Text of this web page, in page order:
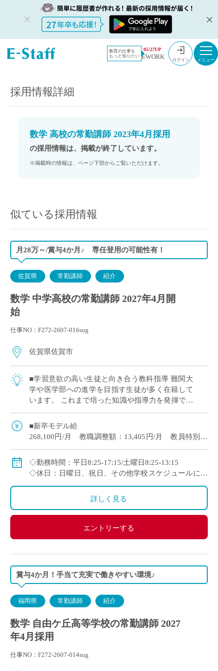
教育の仕事を
もっと知りたい
05/27UP
EWORK ログイン
教員採用情
報のイー・
採用情報
数学 高校の常勤講師 2023年4月採用
採用情報詳細
数学 高校の常勤講師 2023年4月採用
の採用情報は、掲載が終了しています。
※掲載時の情報は、ページ下部からご覧いただけます。
似ている採用情報
月28万～/賞与4か月♪ 専任登用の可能性有！
佐賀県 常勤講師 紹介
数学 中学高校の常勤講師 2027年4月開
始
仕事NO：F272-2607-016sug
佐賀県佐賀市
■学習意欲の高い生徒と向き合う教科指導 難関大
学や医学部への進学を目指す生徒が多く在籍して
います。 これまで培った知識や指導力を発揮でき
と好待遇 新卒で約280,0 […]
■新卒モデル給
268,100円/月 教職調整額：13,405円/月 教員特別手
・35歳時モデル給
349,200円/月 教職調整額：17,460円/月 教員特別手
◇賞与：4か月分(令和7年度実績)
◇手当：通勤、扶養、住居
定年：63歳(65歳まで再雇用あり)
◇勤務時間：平日8:25-17:15/土曜日8:25-13:15
◇休日：日曜日、祝日、その他学校スケジュールによ
詳しく見る
エントリーする
賞与4か月！手当て充実で働きやすい環境♪
福岡県 常勤講師 紹介
数学 自由ケ丘高等学校の常勤講師 2027
年4月採用
仕事NO：F272-2607-014sug